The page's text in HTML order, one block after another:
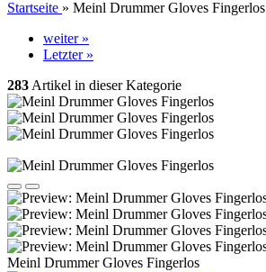
Startseite » Meinl Drummer Gloves Fingerlos
weiter »
Letzter »
283 Artikel in dieser Kategorie
Meinl Drummer Gloves Fingerlos